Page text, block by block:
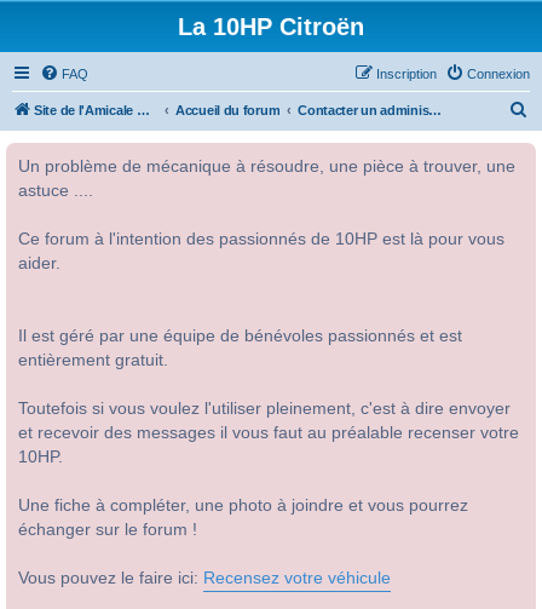
La 10HP Citroën
FAQ Connexion
Inscription
Site de l'Amicale Citroën 10HP Accueil du forum Contacter un administrateur du forum
Un problème de mécanique à résoudre, une pièce à trouver, une
astuce ....
Ce forum à l'intention des passionnés de 10HP est là pour vous
aider.
Il est géré par une équipe de bénévoles passionnés et est
entièrement gratuit.
Toutefois si vous voulez l'utiliser pleinement, c'est à dire envoyer
et recevoir des messages il vous faut au préalable recenser votre
10HP.
Une fiche à compléter, une photo à joindre et vous pourrez
échanger sur le forum !
Vous pouvez le faire ici: Recensez votre véhicule